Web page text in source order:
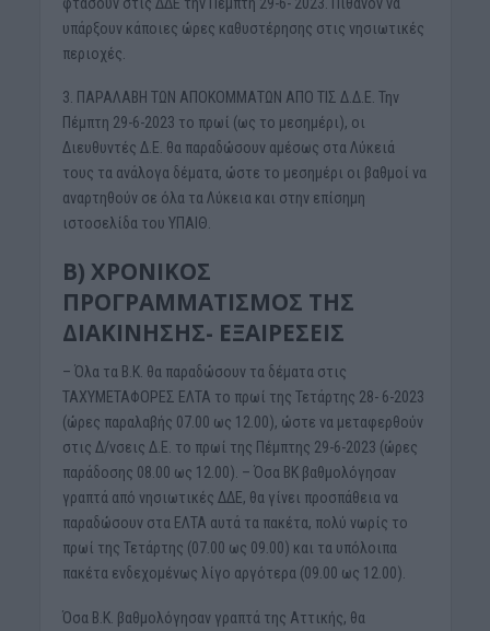
υπάρξουν κάποιες ώρες καθυστέρησης στις νησιωτικές
περιοχές.
3. ΠΑΡΑΛΑΒΗ ΤΩΝ ΑΠΟΚΟΜΜΑΤΩΝ ΑΠΟ ΤΙΣ Δ.Δ.Ε. Την
Πέμπτη 29-6-2023 το πρωί (ως το μεσημέρι), οι
Διευθυντές Δ.Ε. θα παραδώσουν αμέσως στα Λύκειά
τους τα ανάλογα δέματα, ώστε το μεσημέρι οι βαθμοί να
αναρτηθούν σε όλα τα Λύκεια και στην επίσημη
ιστοσελίδα του ΥΠΑΙΘ.
Β) ΧΡΟΝΙΚΟΣ
ΠΡΟΓΡΑΜΜΑΤΙΣΜΟΣ ΤΗΣ
ΔΙΑΚΙΝΗΣΗΣ- ΕΞΑΙΡΕΣΕΙΣ
– Όλα τα Β.Κ. θα παραδώσουν τα δέματα στις
ΤΑΧΥΜΕΤΑΦΟΡΕΣ ΕΛΤΑ το πρωί της Τετάρτης 28- 6-2023
(ώρες παραλαβής 07.00 ως 12.00), ώστε να μεταφερθούν
στις Δ/νσεις Δ.Ε. το πρωί της Πέμπτης 29-6-2023 (ώρες
παράδοσης 08.00 ως 12.00). – Όσα ΒΚ βαθμολόγησαν
γραπτά από νησιωτικές ΔΔΕ, θα γίνει προσπάθεια να
παραδώσουν στα ΕΛΤΑ αυτά τα πακέτα, πολύ νωρίς το
πρωί της Τετάρτης (07.00 ως 09.00) και τα υπόλοιπα
πακέτα ενδεχομένως λίγο αργότερα (09.00 ως 12.00).
Όσα Β.Κ. βαθμολόγησαν γραπτά της Αττικής, θα